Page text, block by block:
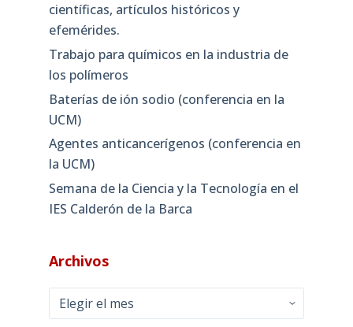
científicas, artículos históricos y
efemérides.
Trabajo para químicos en la industria de
los polímeros
Baterías de ión sodio (conferencia en la
UCM)
Agentes anticancerígenos (conferencia en
la UCM)
Semana de la Ciencia y la Tecnología en el
IES Calderón de la Barca
Archivos
Archivos